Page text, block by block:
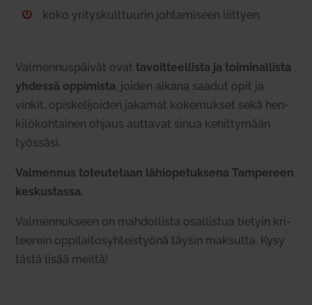
 koko yri­tys­kult­tuurin joh­ta­miseen liittyen.
Val­men­nus­päivät ovattavoit­teel­lista ja toi­mi­nal­lista
yhdessä oppi­mista, joiden aikana saadut opit ja
vinkit, opis­ke­li­joiden jakamat koke­mukset sekä hen­
ki­lö­koh­tainen ohjaus aut­tavat sinua kehit­tymään
työssäsi.
Val­mennus toteu­tetaan lähio­pe­tuksena Tam­pereen
kes­kus­tassa.
Val­men­nukseen on mah­dol­lista osal­listua tietyin kri­
teerein oppi­lai­to­syh­teis­työnä täysin mak­sutta. Kysy
tästä lisää meiltä!